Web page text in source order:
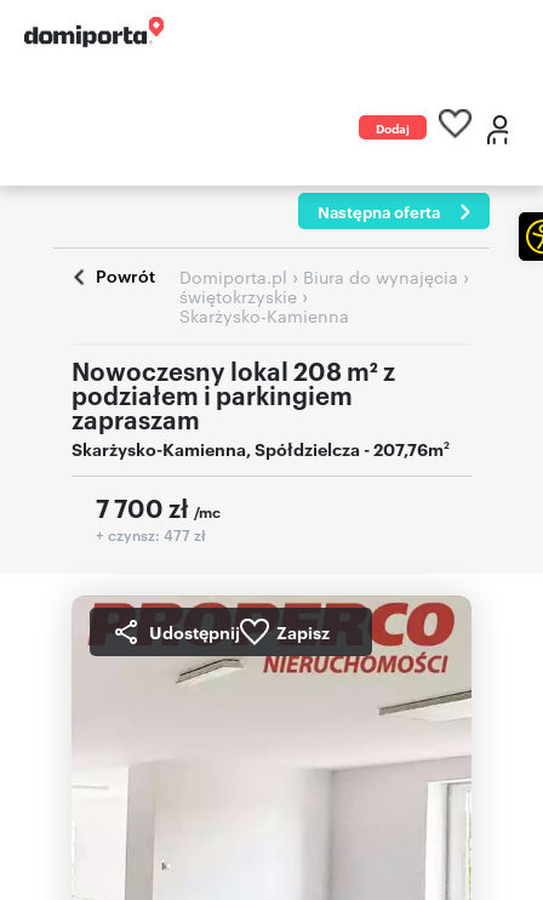
Dodaj
Następna oferta
Powrót Domiporta.pl › Biura do wynajęcia ›
świętokrzyskie ›
Skarżysko-Kamienna
Nowoczesny lokal 208 m² z
podziałem i parkingiem
zapraszam
Skarżysko-Kamienna,Spółdzielcza- 207,76m2
7 700 zł /mc
+ czynsz: 477 zł
Udostępnij Zapisz